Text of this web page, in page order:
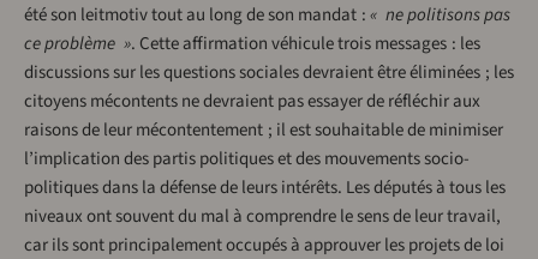
été son leitmotiv tout au long de son mandat :« ne politisons pas
ce problème ». Cette affirmation véhicule trois messages : les
discussions sur les questions sociales devraient être éliminées ; les
citoyens mécontents ne devraient pas essayer de réfléchir aux
raisons de leur mécontentement ; il est souhaitable de minimiser
l’implication des partis politiques et des mouvements socio-
politiques dans la défense de leurs intérêts. Les députés à tous les
niveaux ont souvent du mal à comprendre le sens de leur travail,
car ils sont principalement occupés à approuver les projets de loi